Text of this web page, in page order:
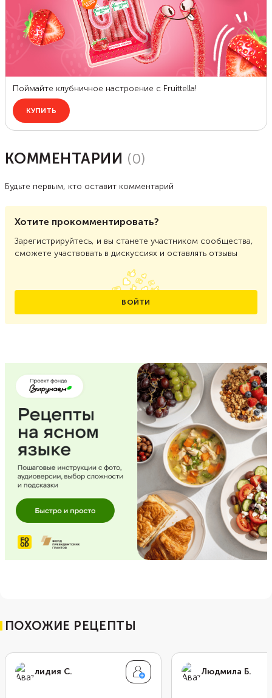
КОММЕНТАРИИ (0)
Будьте первым, кто оставит комментарий
Хотите прокомментировать?
Зарегистрируйтесь, и вы станете участником сообщества,
сможете участвовать в дискуссиях и оставлять отзывы
ВОЙТИ
ПОХОЖИЕ РЕЦЕПТЫ
лидия С. Людмила Б.